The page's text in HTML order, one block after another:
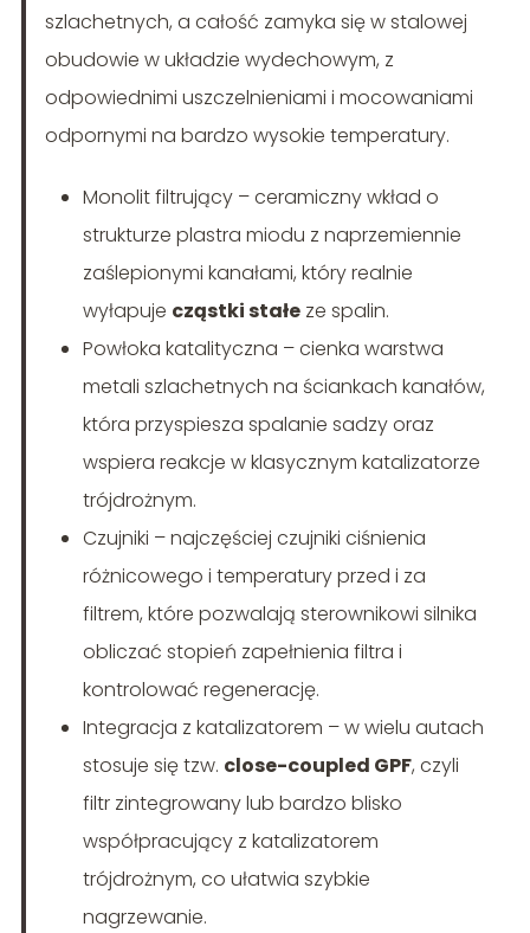
szlachetnych, a całość zamyka się w stalowej
obudowie w układzie wydechowym, z
odpowiednimi uszczelnieniami i mocowaniami
odpornymi na bardzo wysokie temperatury.
Monolit filtrujący – ceramiczny wkład o
strukturze plastra miodu z naprzemiennie
zaślepionymi kanałami, który realnie
wyłapuje cząstki stałeze spalin.
Powłoka katalityczna – cienka warstwa
metali szlachetnych na ściankach kanałów,
która przyspiesza spalanie sadzy oraz
wspiera reakcje w klasycznym katalizatorze
trójdrożnym.
Czujniki – najczęściej czujniki ciśnienia
różnicowego i temperatury przed i za
filtrem, które pozwalają sterownikowi silnika
obliczać stopień zapełnienia filtra i
kontrolować regenerację.
Integracja z katalizatorem – w wielu autach
stosuje się tzw. close-coupled GPF, czyli
filtr zintegrowany lub bardzo blisko
współpracujący z katalizatorem
trójdrożnym, co ułatwia szybkie
nagrzewanie.